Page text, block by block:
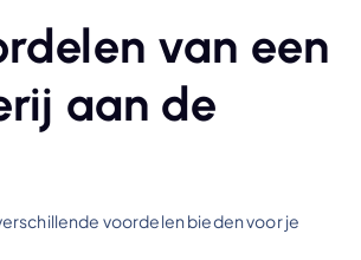
van een
aan de
voordelen bieden voor je